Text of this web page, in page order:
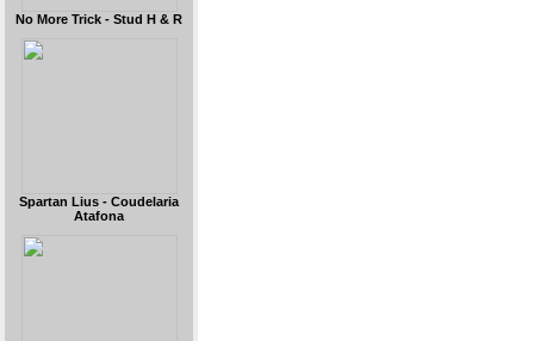
No More Trick - Stud H & R
Spartan Lius - Coudelaria
Atafona